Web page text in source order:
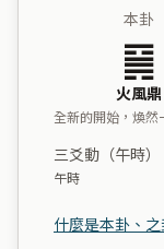
本卦
䷱
火風鼎
全新的開始，煥然
三爻動（午時）
午時
什麼是本卦、之